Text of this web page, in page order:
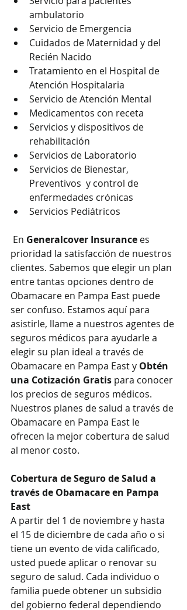
ambulatorio
Servicio de Emergencia
Cuidados de Maternidad y del
Recién Nacido
Tratamiento en el Hospital de
Atención Hospitalaria
Servicio de Atención Mental
Medicamentos con receta
Servicios y dispositivos de
rehabilitación
Servicios de Laboratorio
Servicios de Bienestar,
Preventivos  y control de
enfermedades crónicas
Servicios Pediátricos
En Generalcover Insurance es
prioridad la satisfacción de nuestros
clientes. Sabemos que elegir un plan
entre tantas opciones dentro de
Obamacare en Pampa East puede
ser confuso. Estamos aquí para
asistirle, llame a nuestros agentes de
seguros médicos para ayudarle a
elegir su plan ideal a través de
Obamacare en Pampa East y Obtén
una Cotización Gratis para conocer
los precios de seguros médicos.
Nuestros planes de salud a través de
Obamacare en Pampa East le
ofrecen la mejor cobertura de salud
al menor costo.
Cobertura de Seguro de Salud a
través de Obamacare en Pampa
East
A partir del 1 de noviembre y hasta
el 15 de diciembre de cada año o si
tiene un evento de vida calificado,
usted puede aplicar o renovar su
seguro de salud. Cada individuo o
familia puede obtener un subsidio
del gobierno federal dependiendo